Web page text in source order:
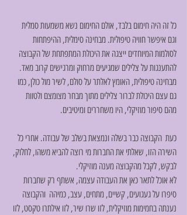
כל זה היה חימום בלבד, אולם החימום נשא משמעות סמלית
וגם איפשר חוויה טיפולית. מבחינה סימלית, ההיפתחות
לסולמות המיוחדים ייצגה את היכולת המתפתחת של הקבוצה
להתענגות על צלילים שמגיעים מרחוק ומרגישים קרוב מאד.
מבחינה טיפולית, האומץ לאלתר על סולם, לשיר מול כולן, כמו
גם עצם היכולת לברור צלילים מתוך מבחר מצומצם ולטוות
מהם סיפור מוזיקלי, היו משחררים ומיטיבים.
כעת  הקבוצה כבר בשלה ונמצאת בשלב של עבודה. אחרי כל
השירה הזו, שאלתי את החברות מי רוצה להביא משהו, לחלוק,
לבקש, לקבל מהקבוצה מענה מוזיקלי.
לא אוכל לתאר כאן את העבודה עצמה, אשתף רק שחברות
סיפרו על געגועים, קשיים, מתחים, עצב, כמיהה  והקבוצה
נענתה בחמימות מוזיקלית, לזו שרו שיר, לזו אילתרו טקסט, לזו